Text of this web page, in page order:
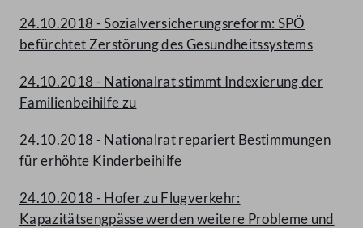
24.10.2018 - Sozialversicherungsreform: SPÖ
befürchtet Zerstörung des Gesundheitssystems
24.10.2018 - Nationalrat stimmt Indexierung der
Familienbeihilfe zu
24.10.2018 - Nationalrat repariert Bestimmungen
für erhöhte Kinderbeihilfe
24.10.2018 - Hofer zu Flugverkehr:
Kapazitätsengpässe werden weitere Probleme und